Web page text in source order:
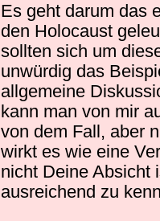
Es geht darum das
den Holocaust
sollten sich um
unwürdig das
allgemeine
kann man von mir
von dem Fall, aber
wirkt es wie eine
nicht Deine Absicht
ausreichend zu